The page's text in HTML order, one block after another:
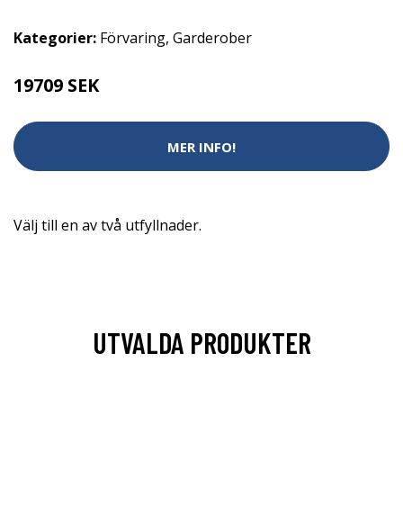
Kategorier: Förvaring, Garderober
19709 SEK
MER INFO!
Välj till en av två utfyllnader.
UTVALDA PRODUKTER